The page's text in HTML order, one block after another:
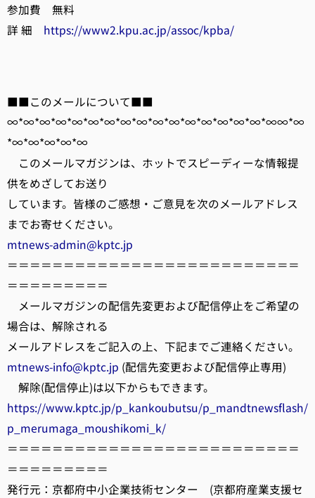
参加費 無料
詳 細 https://www2.kpu.ac.jp/assoc/kpba/
■■このメールについて■■
∞*∞*∞*∞*∞*∞*∞*∞*∞*∞*∞*∞*∞*∞*∞*∞*∞∞*∞
*∞*∞*∞*∞*∞
このメールマガジンは、ホットでスピーディーな情報提
供をめざしてお送り
しています。皆様のご感想・ご意見を次のメールアドレス
までお寄せください。
mtnews-admin@kptc.jp
＝＝＝＝＝＝＝＝＝＝＝＝＝＝＝＝＝＝＝＝＝＝＝＝＝＝
＝＝＝＝＝＝＝＝＝
メールマガジンの配信先変更および配信停止をご希望の
場合は、解除される
メールアドレスをご記入の上、下記までご連絡ください。
mtnews-info@kptc.jp (配信先変更および配信停止専用)
解除(配信停止)は以下からもできます。
https://www.kptc.jp/p_kankoubutsu/p_mandtnewsflash/
p_merumaga_moushikomi_k/
＝＝＝＝＝＝＝＝＝＝＝＝＝＝＝＝＝＝＝＝＝＝＝＝＝＝
＝＝＝＝＝＝＝＝＝
発行元：京都府中小企業技術センター (京都府産業支援セ